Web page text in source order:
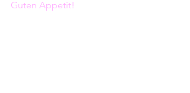
Guten Appetit!